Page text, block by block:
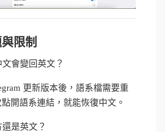
限制
會變回英文？
更新版本後，語系檔需要重
開語系連結，就能恢復中文。
是英文？